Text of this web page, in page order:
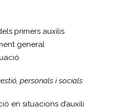
primers auxilis
general
personals i socials
en situacions d’auxili